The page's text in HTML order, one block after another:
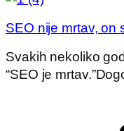
SEO nije mrtav, on
Svakih nekoliko
“SEO je